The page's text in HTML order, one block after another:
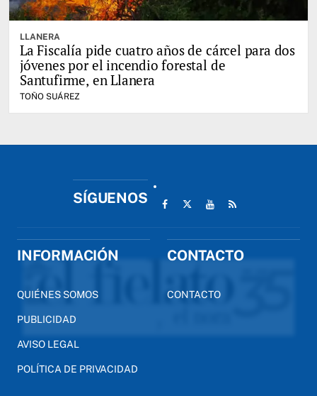
LLANERA
La Fiscalía pide cuatro años de cárcel para dos
jóvenes por el incendio forestal de
Santufirme, en Llanera
TOÑO SUÁREZ
SÍGUENOS
INFORMACIÓN
QUIÉNES SOMOS
PUBLICIDAD
AVISO LEGAL
POLÍTICA DE PRIVACIDAD
CONTACTO
CONTACTO